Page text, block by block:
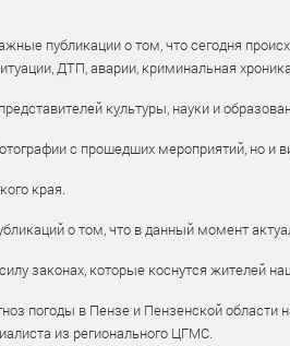
публикации о том, что сегодня
ДТП, аварии, криминальная
культуры, науки и
с прошедших мероприятий, но и
края.
о том, что в данный момент
законах, которые коснутся жителей
погоды в Пензе и Пензенской
из регионального ЦГМС.